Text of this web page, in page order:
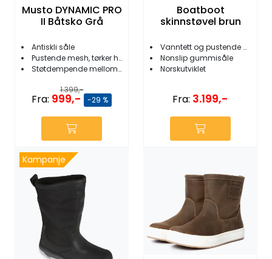
Musto DYNAMIC PRO
II Båtsko Grå
Antiskli såle
Pustende mesh, tørker hurtig
Støtdempende mellomsåle
1.399,-
Fra: 999,- -29 %
Boatboot
skinnstøvel brun
Vanntett og pustende Nubuck skinn
Nonslip gummisåle
Norskutviklet
Fra: 3.199,-
Kampanje